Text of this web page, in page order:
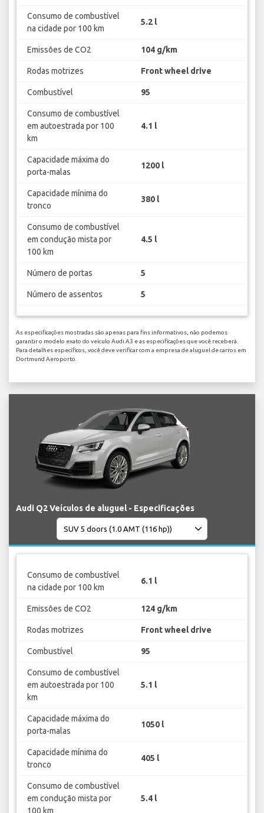
Consumo de combustível
na cidade por 100 km
5.2 l
Emissões de CO2 104 g/km
Rodas motrizes Front wheel drive
Combustível 95
Consumo de combustível
em autoestrada por 100
km
4.1 l
Capacidade máxima do
porta-malas
1200 l
Capacidade mínima do
tronco
380 l
Consumo de combustível
em condução mista por
100 km
4.5 l
Número de portas 5
Número de assentos 5
As especificações mostradas são apenas para fins informativos, não podemos
garantir o modelo exato do veículo Audi A3 e as especificações que você receberá.
Para detalhes específicos, você deve verificar com a empresa de aluguel de carros em
Dortmund Aeroporto.
Audi Q2 Veículos de aluguel - Especificações
Consumo de combustível
na cidade por 100 km
6.1 l
Emissões de CO2 124 g/km
Rodas motrizes Front wheel drive
Combustível 95
Consumo de combustível
em autoestrada por 100
km
5.1 l
Capacidade máxima do
porta-malas
1050 l
Capacidade mínima do
tronco
405 l
Consumo de combustível
em condução mista por
100 km
5.4 l